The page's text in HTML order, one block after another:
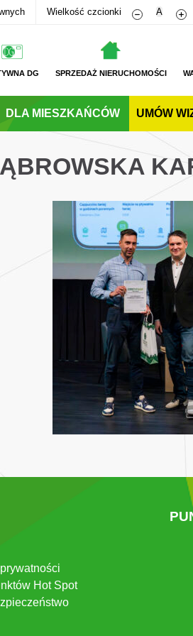
Wielkość czcionki Zmniejsz
A
DG SPRZEDAŻ NIERUCHOMOŚCI
DLA MIESZKAŃCÓW UMÓW
Hot Spot